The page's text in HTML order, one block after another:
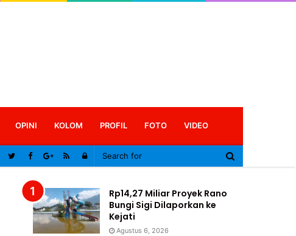
OPINI KOLOM PROFIL FOTO VIDEO
Log
Rp14,27 Miliar Proyek Rano
Bungi Sigi Dilaporkan ke
Kejati
Agustus 6, 2026